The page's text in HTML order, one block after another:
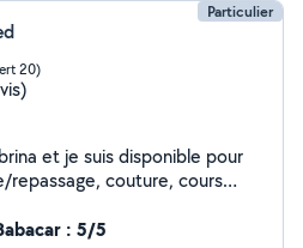
Particulier
20)
et je suis disponible pour
repassage, couture, cours
et appliquée. Mon
: 5/5